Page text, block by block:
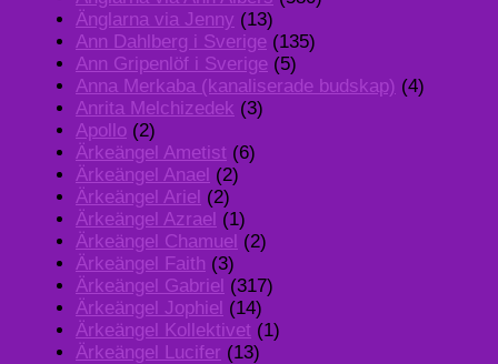
Änglarna via Jenny (13)
Ann Dahlberg i Sverige (135)
Ann Gripenlöf i Sverige (5)
Anna Merkaba (kanaliserade budskap) (4)
Anrita Melchizedek (3)
Apollo (2)
Ärkeängel Ametist (6)
Ärkeängel Anael (2)
Ärkeängel Ariel (2)
Ärkeängel Azrael (1)
Ärkeängel Chamuel (2)
Ärkeängel Faith (3)
Ärkeängel Gabriel (317)
Ärkeängel Jophiel (14)
Ärkeängel Kollektivet (1)
Ärkeängel Lucifer (13)